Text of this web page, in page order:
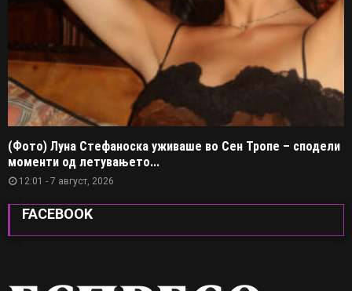
(Фото) Луна Стефаноска уживаше во Сен Тропе – сподели
моменти од летувањето...
12:01 - 7 август, 2026
FACEBOOK